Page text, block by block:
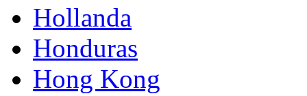
Hollanda
Honduras
Hong Kong